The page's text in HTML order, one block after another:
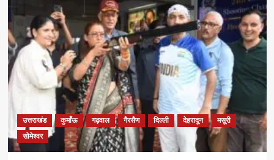
उत्तराखंड कुमाँऊ गढ़वाल गैरसैण दिल्ली देहरादून
मसूरी
सोमेश्वर